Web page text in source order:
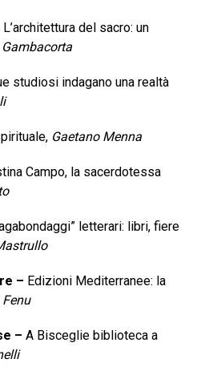
L’architettura del sacro: un
studiosi indagano una realtà
Gaetano Menna
Campo, la sacerdotessa
letterari: libri, fiere
– Edizioni Mediterranee: la
Fenu
– A Bisceglie biblioteca a